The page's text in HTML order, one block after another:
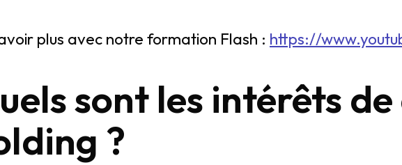
plus avec notre formation Flash : https://
sont les intérêts
?